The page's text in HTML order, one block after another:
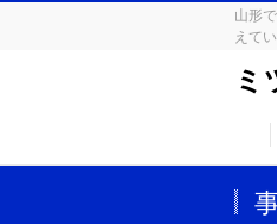
山形
えて
ミ